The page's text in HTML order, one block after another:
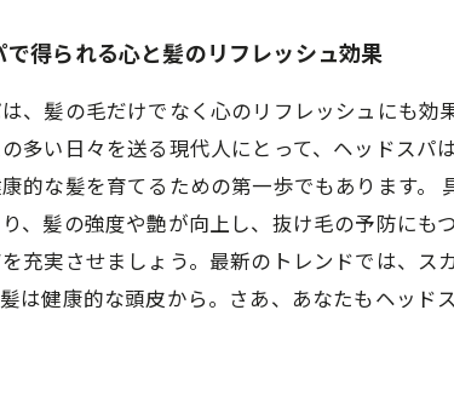
で得られる心と髪のリフレッシュ効果
、髪の毛だけでなく心のリフレッシュにも
多い日々を送る現代人にとって、ヘッドスパ
的な髪を育てるための第一歩でもあります。
、髪の強度や艶が向上し、抜け毛の予防にも
充実させましょう。最新のトレンドでは、ス
は健康的な頭皮から。さあ、あなたもヘッド